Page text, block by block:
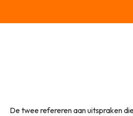
De twee refereren aan uitspraken